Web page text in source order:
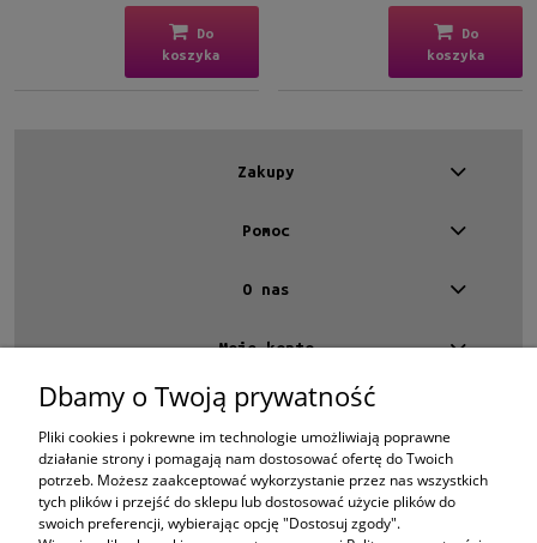
Do
koszyka
Do
koszyka
Zakupy
Pomoc
O nas
Moje konto
Kontakt
4 EYES OPTYKA -
optyk Warszawa
ul.Chmielna 4
00-020 Warszawa
woj. mazowieckie
+48 696 015 670
Dbamy o Twoją prywatność
Pliki cookies i pokrewne im technologie umożliwiają poprawne
działanie strony i pomagają nam dostosować ofertę do Twoich
potrzeb. Możesz zaakceptować wykorzystanie przez nas wszystkich
tych plików i przejść do sklepu lub dostosować użycie plików do
swoich preferencji, wybierając opcję "Dostosuj zgody".